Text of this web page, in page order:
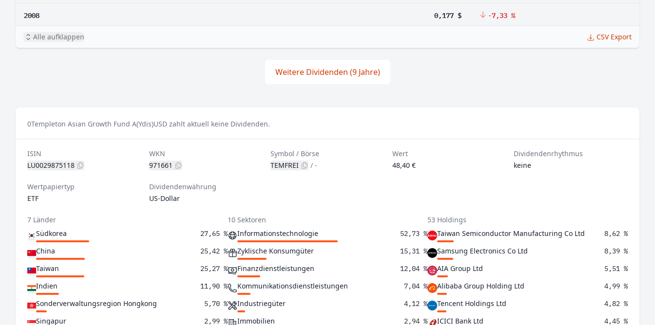
2008 0,177 $ -7,33 %
Alle aufklappen CSV Export
Weitere Dividenden (9 Jahre)
0Templeton Asian Growth Fund A(Ydis)USD zahlt aktuell keine Dividenden.
ISIN
LU0029875118
WKN
971661
Symbol / Börse
TEMFREI
/-
Wert
48,40 €
Dividendenrhythmus
keine
Wertpapiertyp
ETF
Dividendenwährung
US-Dollar
7 Länder
Südkorea
27,65 %
China 25,42 %
Taiwan 25,27 %
Indien 11,90 %
Sonderverwaltungsregion Hongkong 5,70 %
Singapur 2,99 %
10 Sektoren
Informationstechnologie
52,73 %
Zyklische Konsumgüter 15,31 %
Finanzdienstleistungen 12,04 %
Kommunikationsdienstleistungen 7,04 %
Industriegüter 4,12 %
Immobilien 2,94 %
53 Holdings
Taiwan Semiconductor Manufacturing Co Ltd
8,62 %
Samsung Electronics Co Ltd 8,39 %
AIA Group Ltd 5,51 %
Alibaba Group Holding Ltd 4,99 %
Tencent Holdings Ltd 4,82 %
ICICI Bank Ltd 4,45 %